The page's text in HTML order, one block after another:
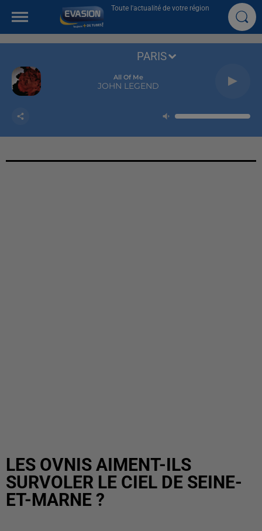
Toute l'actualité de votre région
All Of Me
JOHN LEGEND
PARIS
LES OVNIS AIMENT-ILS
SURVOLER LE CIEL DE SEINE-
ET-MARNE ?